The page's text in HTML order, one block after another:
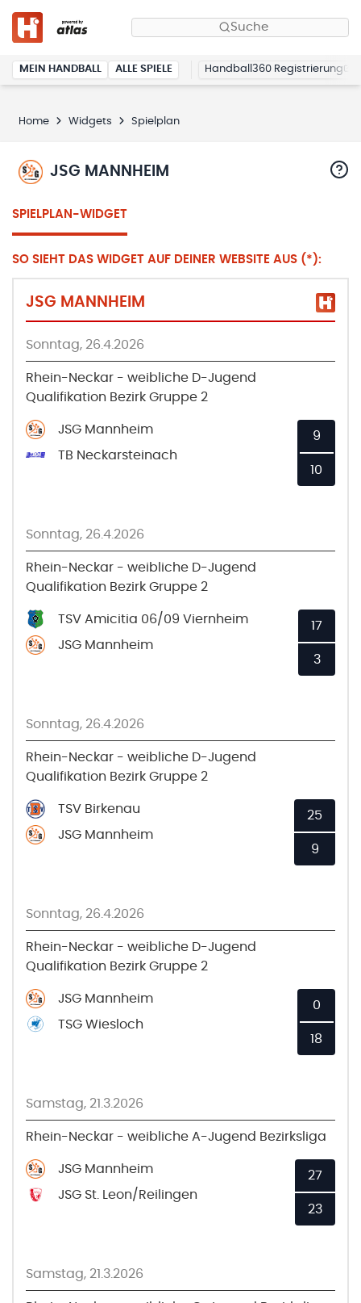
Suche
MEIN HANDBALL ALLE SPIELE Handball360 Registrierung
Home Widgets Spielplan
JSG MANNHEIM
SPIELPLAN-WIDGET
SO SIEHT DAS WIDGET AUF DEINER WEBSITE AUS (*):
JSG MANNHEIM
Sonntag, 26.4.2026
Rhein-Neckar - weibliche D-Jugend
Qualifikation Bezirk Gruppe 2
JSG Mannheim
TB Neckarsteinach
9
10
Sonntag, 26.4.2026
Rhein-Neckar - weibliche D-Jugend
Qualifikation Bezirk Gruppe 2
TSV Amicitia 06/09 Viernheim
JSG Mannheim
17
3
Sonntag, 26.4.2026
Rhein-Neckar - weibliche D-Jugend
Qualifikation Bezirk Gruppe 2
TSV Birkenau
JSG Mannheim
25
9
Sonntag, 26.4.2026
Rhein-Neckar - weibliche D-Jugend
Qualifikation Bezirk Gruppe 2
JSG Mannheim
TSG Wiesloch
0
18
Samstag, 21.3.2026
Rhein-Neckar - weibliche A-Jugend Bezirksliga
JSG Mannheim
JSG St. Leon/Reilingen
27
23
Samstag, 21.3.2026